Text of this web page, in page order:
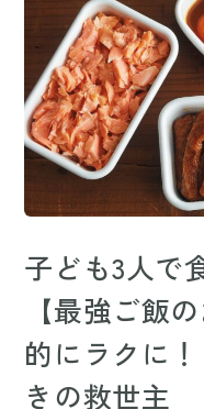
子ども3人で
【最強ご飯
的にラクに
きの救世主